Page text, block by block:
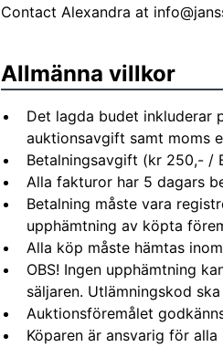
Contact Alexandra at
Allmänna villkor
Det lagda budet inkluderar
auktionsavgift samt moms
Betalningsavgift (kr 250,- /
Alla fakturor har 5 dagars
Betalning måste vara
upphämtning av köpta
Alla köp måste hämtas
OBS! Ingen upphämtning
säljaren. Utlämningskod
Auktionsföremålet
Köparen är ansvarig för